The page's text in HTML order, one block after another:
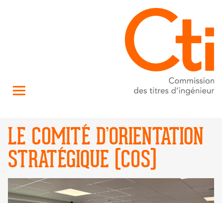
LE COMITÉ D’ORIENTATION
STRATÉGIQUE (COS)